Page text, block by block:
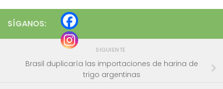
SÍGANOS:
SIGUIENTE
Brasil duplicaría las importaciones de harina de
trigo argentinas